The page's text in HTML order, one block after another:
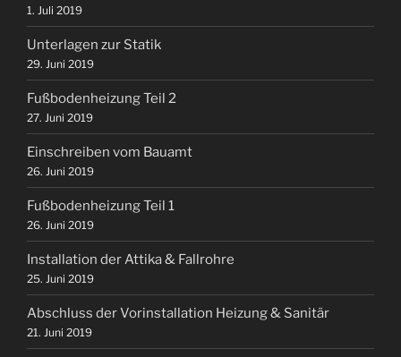
1. Juli 2019
Unterlagen zur Statik
29. Juni 2019
Fußbodenheizung Teil 2
27. Juni 2019
Einschreiben vom Bauamt
26. Juni 2019
Fußbodenheizung Teil 1
26. Juni 2019
Installation der Attika & Fallrohre
25. Juni 2019
Abschluss der Vorinstallation Heizung & Sanitär
21. Juni 2019